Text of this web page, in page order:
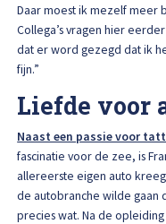
Daar moest ik mezelf meer
Collega’s vragen hier
dat er word gezegd dat ik
fijn.”
Liefde voor
Naast een passie voor
fascinatie voor de zee, is
allereerste eigen auto
de autobranche wilde gaan
precies wat. Na de